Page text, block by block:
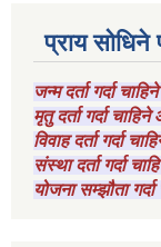
प्राय सोधिने
जन्म दर्ता गर्दा
मृतु दर्ता गर्दा
विवाह दर्ता गर्दा
संस्था दर्ता गर्दा
योजना सम्झौता